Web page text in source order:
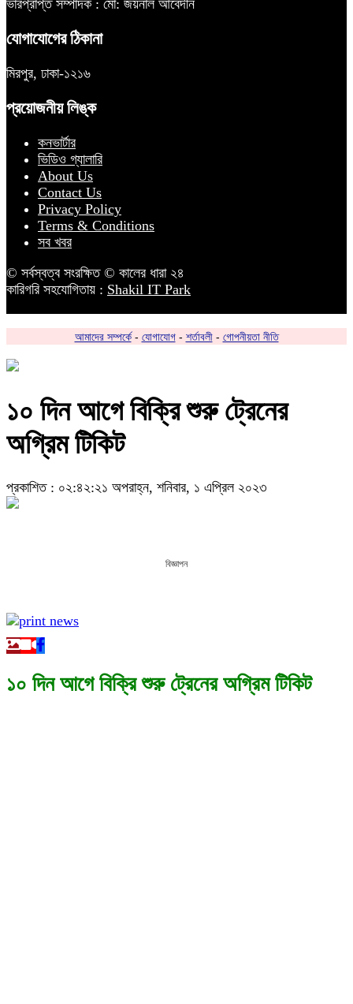
ভারপ্রাপ্ত সম্পাদক : মো: জয়নাল আবেদীন
যোগাযোগের ঠিকানা
মিরপুর, ঢাকা-১২১৬
প্রয়োজনীয় লিঙ্ক
কনভার্টার
ভিডিও গ্যালারি
About Us
Contact Us
Privacy Policy
Terms & Conditions
সব খবর
© সর্বস্বত্ব সংরক্ষিত © কালের ধারা ২৪
কারিগরি সহযোগিতায় : Shakil IT Park
আমাদের সম্পর্কে- যোগাযোগ- শর্তাবলী- গোপনীয়তা নীতি
১০ দিন আগে বিক্রি শুরু ট্রেনের
অগ্রিম টিকিট
প্রকাশিত : ০২:৪২:২১ অপরাহ্ন, শনিবার, ১ এপ্রিল ২০২৩
বিজ্ঞাপন
১০ দিন আগে বিক্রি শুরু ট্রেনের অগ্রিম টিকিট